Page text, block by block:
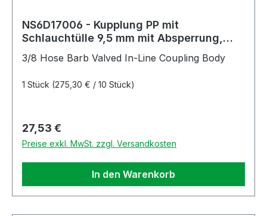
NS6D17006 - Kupplung PP mit
Schlauchtülle 9,5 mm mit Absperrung,
3/8 Hose Barb Valved In-Line Coupling Body
1 Stück (275,30 € / 10 Stück)
Regulärer Preis:
27,53 €
Preise exkl. MwSt. zzgl. Versandkosten
In den Warenkorb